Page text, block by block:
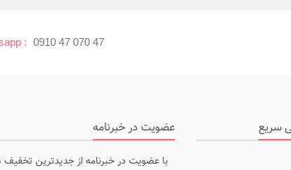
: 0910 47 070 47
سریع عضویت در خبرنامه
با عضویت در خبرنامه از جدیدترین